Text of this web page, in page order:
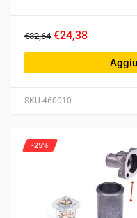
SKU-460010
€32,64 €24,38
-25%